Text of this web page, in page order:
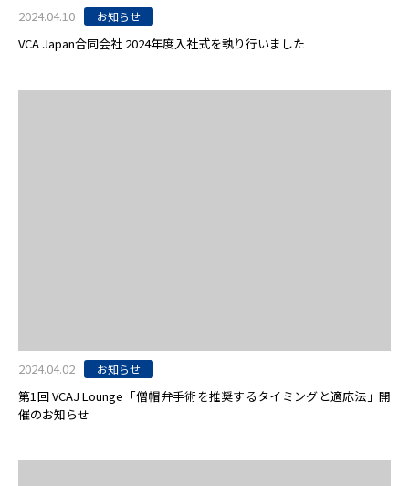
2024.04.10 お知らせ
VCA Japan合同会社 2024年度入社式を執り行いました
2024.04.02 お知らせ
第1回 VCAJ Lounge「僧帽弁手術を推奨するタイミングと適応法」開
催のお知らせ